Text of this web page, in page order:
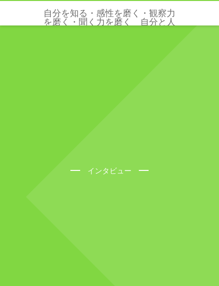
自分を知る・感性を磨く・観察力
を磨く・聞く力を磨く 自分と人
インタビュー